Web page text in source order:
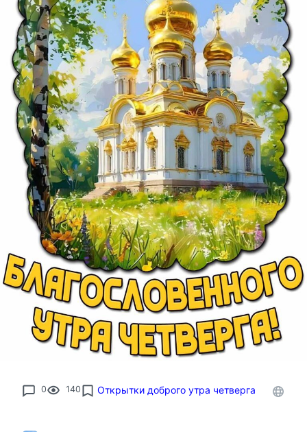
0 140 Открытки доброго утра четверга